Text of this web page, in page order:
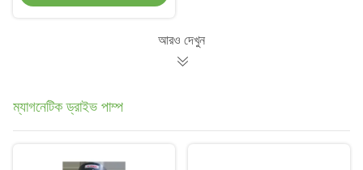
আরও দেখুন
ম্যাগনেটিক ড্রাইভ পাম্প